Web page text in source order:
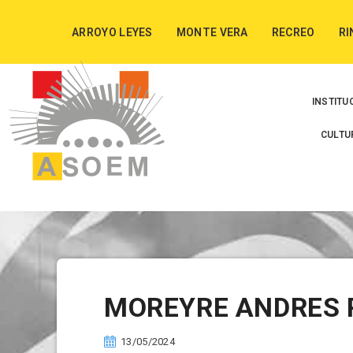
ARROYO LEYES MONTE VERA RECREO
MOREYRE ANDRES
13/05/2024